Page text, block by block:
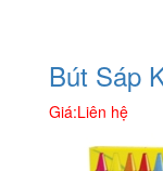
Bút Sáp
Giá:Liên hệ